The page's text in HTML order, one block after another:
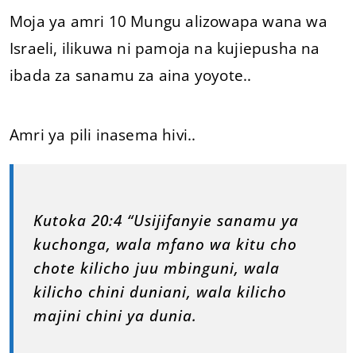
Moja ya amri 10 Mungu alizowapa wana wa
Israeli, ilikuwa ni pamoja na kujiepusha na
ibada za sanamu za aina yoyote..
Amri ya pili inasema hivi..
Kutoka 20:4 “Usijifanyie sanamu ya
kuchonga, wala mfano wa kitu cho
chote kilicho juu mbinguni, wala
kilicho chini duniani, wala kilicho
majini chini ya dunia.